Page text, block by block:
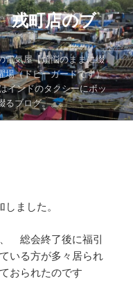
町店のブ
電気屋【煩悩のままに綴
（ドビーガードです）
インドのタクシーにボッ
るブログ。。。
ました。
総会終了後に福引
いる方が多々居られ
おられたのです